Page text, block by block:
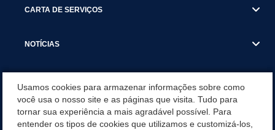
CARTA DE SERVIÇOS
NOTÍCIAS
VISITE SÃO VICENTE
Usamos cookies para armazenar informações sobre como
você usa o nosso site e as páginas que visita. Tudo para
tornar sua experiência a mais agradável possível. Para
entender os tipos de cookies que utilizamos e customizá-los,